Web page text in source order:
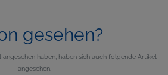
gesehen?
angesehen haben, haben sich auch folgende Artikel
angesehen.